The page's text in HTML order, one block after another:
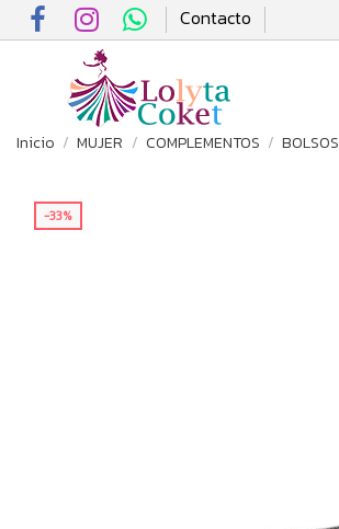
Contacto
Inicio MUJER COMPLEMENTOS BOLSOS
-33%